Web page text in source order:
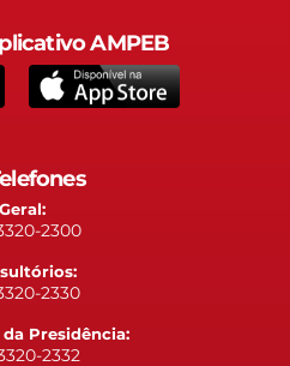
AMPEB
Geral:
2300
2330
Presidência:
2332